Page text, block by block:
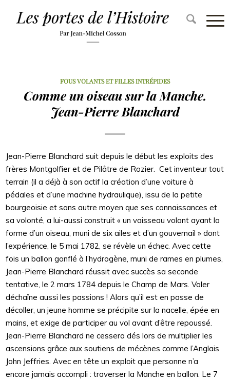
FOUS VOLANTS ET FILLES INTRÉPIDES
Comme un oiseau sur la Manche.
Jean-Pierre Blanchard
Jean-Pierre Blanchard suit depuis le début les exploits des
frères Montgolfier et de Pilâtre de Rozier. Cet inventeur tout
terrain (il a déjà à son actif la création d’une voiture à
pédales et d’une machine hydraulique), issu de la petite
bourgeoisie et sans autre moyen que ses connaissances et
sa volonté, a lui-aussi construit « un vaisseau volant ayant la
forme d’un oiseau, muni de six ailes et d’un gouvernail » dont
l’expérience, le 5 mai 1782, se révèle un échec. Avec cette
fois un ballon gonflé à l’hydrogène, muni de rames en plumes,
Jean-Pierre Blanchard réussit avec succès sa seconde
tentative, le 2 mars 1784 depuis le Champ de Mars. Voler
déchaîne aussi les passions ! Alors qu’il est en passe de
décoller, un jeune homme se précipite sur la nacelle, épée en
mains, et exige de participer au vol avant d’être repoussé.
Jean-Pierre Blanchard ne cessera dés lors de multiplier les
ascensions grâce aux soutiens de mécènes comme l’Anglais
John Jeffries. Avec en tête un exploit que personne n’a
encore jamais accompli : traverser la Manche en ballon. Le 7